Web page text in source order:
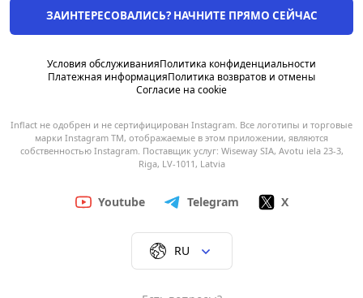
ЗАИНТЕРЕСОВАЛИСЬ? НАЧНИТЕ ПРЯМО СЕЙЧАС
RU
Условия обслуживания Политика конфиденциальности
Платежная информация Политика возвратов и отмены
Согласие на cookie
Inflact не одобрен и не сертифицирован Instagram. Все логотипы и торговые
марки Instagram TM, отображаемые в этом приложении, являются
собственностью Instagram. Поставщик услуг: Wiseway SIA, Avotu iela 23-3,
Riga, LV-1011, Latvia
Youtube Telegram X